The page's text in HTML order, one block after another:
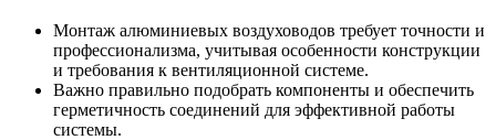
Монтаж алюминиевых воздуховодов требует точности и
профессионализма, учитывая особенности конструкции
и требования к вентиляционной системе.
Важно правильно подобрать компоненты и обеспечить
герметичность соединений для эффективной работы
системы.